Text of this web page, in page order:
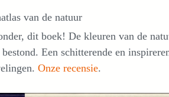
van de natuur
dit boek! De kleuren van de
Een schitterende en
Onze recensie.